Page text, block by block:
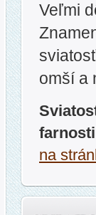
Veľmi
omší a
na